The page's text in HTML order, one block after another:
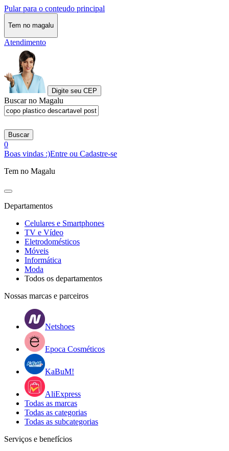
Pular para o conteudo principal
Tem no magalu
Atendimento
Digite seu CEP
Buscar no Magalu
Buscar
0
Boas vindas :)Entre ou Cadastre-se
Tem no Magalu
Departamentos
Celulares e Smartphones
TV e Vídeo
Eletrodomésticos
Móveis
Informática
Moda
Todos os departamentos
Nossas marcas e parceiros
Netshoes
Epoca Cosméticos
KaBuM!
AliExpress
Todas as marcas
Todas as categorias
Todas as subcategorias
Serviços e benefícios